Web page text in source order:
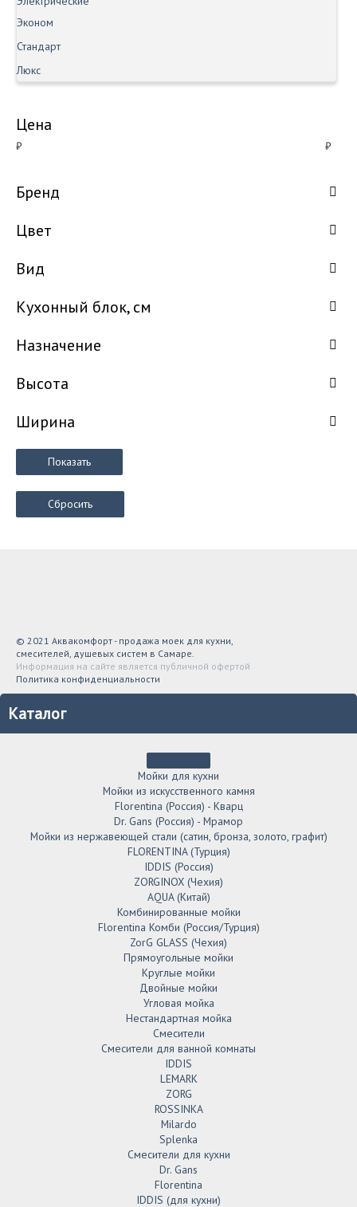
Эконом
Стандарт
Люкс
Цена
₽ ₽
Бренд
Цвет
Вид
Кухонный блок, см
Назначение
Высота
Ширина
Показать
Сбросить
© 2021 Аквакомфорт - продажа моек для кухни,
смесителей, душевых систем в Самаре.
Информация на сайте является публичной офертой
Политика конфиденциальности
Каталог
Мойки для кухни
Мойки из искусственного камня
Florentina (Россия) - Кварц
Dr. Gans (Россия) - Мрамор
Мойки из нержавеющей стали (сатин, бронза, золото, графит)
FLORENTINA (Турция)
IDDIS (Россия)
ZORGINOX (Чехия)
AQUA (Китай)
Комбинированные мойки
Florentina Комби (Россия/Турция)
ZorG GLASS (Чехия)
Прямоугольные мойки
Круглые мойки
Двойные мойки
Угловая мойка
Нестандартная мойка
Смесители
Смесители для ванной комнаты
IDDIS
LEMARK
ZORG
ROSSINKA
Milardo
Splenka
Смесители для кухни
Dr. Gans
Florentina
IDDIS (для кухни)